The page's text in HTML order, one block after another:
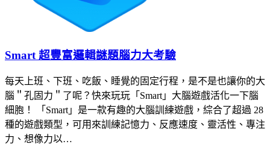
Smart 超豐富邏輯謎題腦力大考驗
每天上班、下班、吃飯、睡覺的固定行程，是不是也讓你的大
腦＂孔固力＂了呢？快來玩玩「Smart」大腦遊戲活化一下腦
細胞！ 「Smart」是一款有趣的大腦訓練遊戲，綜合了超過 28
種的遊戲類型，可用來訓練記憶力、反應速度、靈活性、專注
力、想像力以…